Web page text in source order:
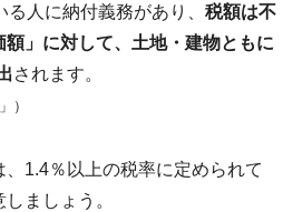
人に納付義務があり、 税額は不
」に対して、土地・建物ともに
されます。
」）
1.4％以上の税率に定められて
ましょう。